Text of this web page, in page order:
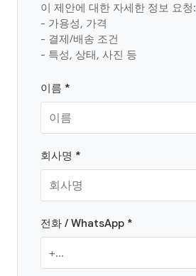
이 제안에 대한 자세한 정보 요청:
- 가용성, 가격
- 결제/배송 조건
- 특성, 상태, 사진 등
이름 *
회사명 *
전화 / WhatsApp *